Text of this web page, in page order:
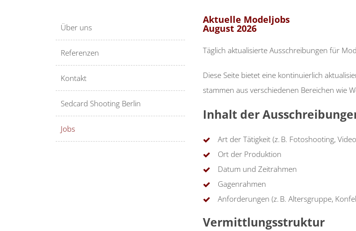
Über uns
Referenzen
Kontakt
Sedcard Shooting Berlin
Jobs
Aktuelle Modeljobs
August 2026
Täglich aktualisierte Ausschreibungen für
Diese Seite bietet eine kontinuierlich
stammen aus verschiedenen Bereichen wie
Inhalt der
Art der Tätigkeit (z. B. Fotoshooting,
Ort der Produktion
Datum und Zeitrahmen
Gagenrahmen
Anforderungen (z. B. Altersgruppe,
Vermittlungsstruktur